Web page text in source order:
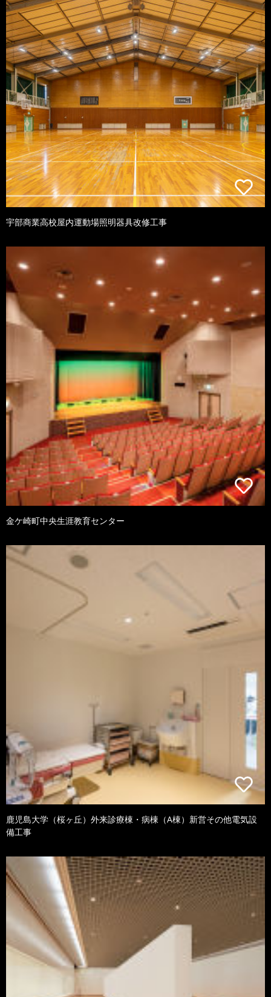
宇部商業高校屋内運動場照明器具改修工事
金ケ崎町中央生涯教育センター
鹿児島大学（桜ヶ丘）外来診療棟・病棟（A棟）新営その他電気設
備工事